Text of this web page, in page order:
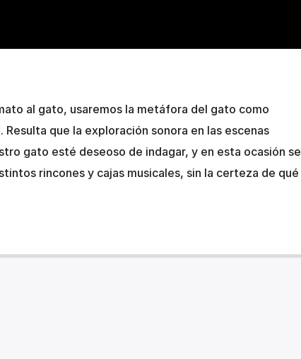
al gato, usaremos la metáfora del gato como
Resulta que la exploración sonora en las escenas
gato esté deseoso de indagar, y en esta ocasión se
rincones y cajas musicales, sin la certeza de qué